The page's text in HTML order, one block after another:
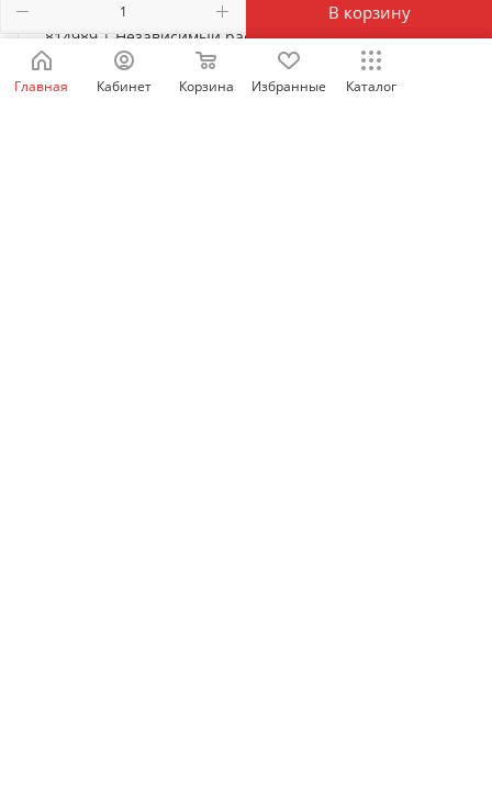
В корзину
814989 | Независимый расцепитель SHT-X1 AC
230/400В для NXB-63, Chint
Есть в наличии: 6390
Главная Кабинет Корзина Избранные Каталог